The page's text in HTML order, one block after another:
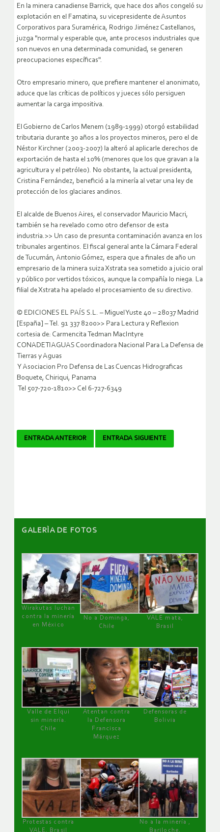
En la minera canadiense Barrick, que hace dos años congeló su
explotación en el Famatina, su vicepresidente de Asuntos
Corporativos para Suramérica, Rodrigo Jiménez Castellanos,
juzga "normal y esperable que, ante procesos industriales que
son nuevos en una determinada comunidad, se generen
preocupaciones específicas".
Otro empresario minero, que prefiere mantener el anonimato,
aduce que las críticas de políticos y jueces sólo persiguen
aumentar la carga impositiva.
El Gobierno de Carlos Menem (1989-1999) otorgó estabilidad
tributaria durante 30 años a los proyectos mineros, pero el de
Néstor Kirchner (2003-2007) la alteró al aplicarle derechos de
exportación de hasta el 10% (menores que los que gravan a la
agricultura y el petróleo). No obstante, la actual presidenta,
Cristina Fernández, benefició a la minería al vetar una ley de
protección de los glaciares andinos.
El alcalde de Buenos Aires, el conservador Mauricio Macri,
también se ha revelado como otro defensor de esta
industria.>> Un caso de presunta contaminación avanza en los
tribunales argentinos. El fiscal general ante la Cámara Federal
de Tucumán, Antonio Gómez, espera que a finales de año un
empresario de la minera suiza Xstrata sea sometido a juicio oral
y público por vertidos tóxicos, aunque la compañía lo niega. La
filial de Xstrata ha apelado el procesamiento de su directivo.
© EDICIONES EL PAÍS S.L. – Miguel Yuste 40 – 28037 Madrid
[España] – Tel. 91 337 8200>> Para Lectura y Reflexion
cortesia de: Carmencita Tedman MacIntyre
CONADETIAGUAS Coordinadora Nacional Para La Defensa de
Tierras y Aguas
Y Asociacion Pro Defensa de Las Cuencas Hidrograficas
Boquete, Chiriqui, Panama
Tel 507-720-1810>> Cel 6-727-6349
Navegador
ENTRADA ANTERIOR ENTRADA SIGUIENTE
GALERÌA DE FOTOS
Wirakutas luchan
contra la minería
en México
No a Dominga,
Chile
VALE mata,
Brasil
Valle de Elqui
sin minería.
Chile
Atentan contra
la Defensora
Francisca
Márquez
Defensoras de
Bolivia
Protestas contra
VALE, Brasil
No a la minería ,
Bariloche,